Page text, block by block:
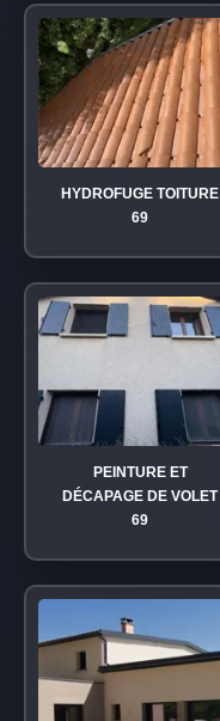
HYDROFUGE TOITURE
69
PEINTURE ET
DÉCAPAGE DE VOLET
69